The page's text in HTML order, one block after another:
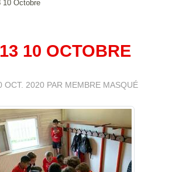
10 Octobre
10 OCTOBRE
OCT. 2020 PAR MEMBRE MASQUÉ